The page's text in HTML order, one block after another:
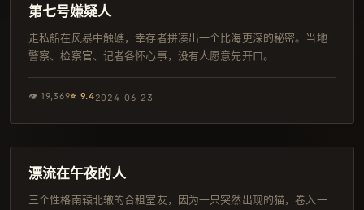
韩剧
第七号嫌疑人
走私船在风暴中触礁，幸存者拼凑出一个比海更深的秘密。当地
警察、检察官、记者各怀心事，没有人愿意先开口。
👁19,369⭐ 9.42024-06-23
高分
漂流在午夜的人
三个性格南辕北辙的合租室友，因为一只突然出现的猫，卷入一